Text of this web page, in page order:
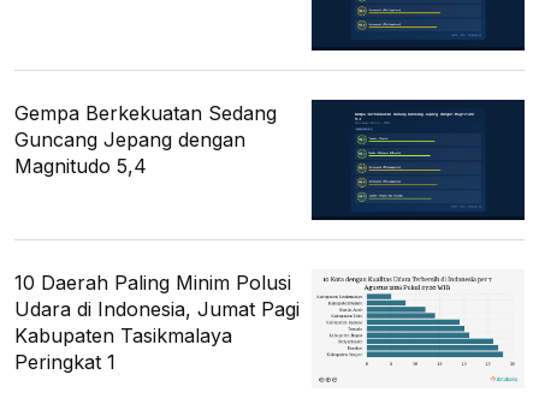
Gempa Berkekuatan Sedang
Guncang Jepang dengan
Magnitudo 5,4
10 Daerah Paling Minim Polusi
Udara di Indonesia, Jumat Pagi
Kabupaten Tasikmalaya
Peringkat 1